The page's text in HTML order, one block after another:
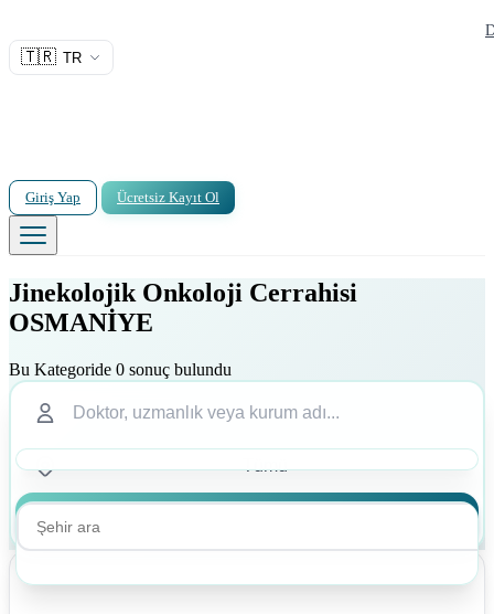
🇹🇷 TR
Giriş Yap Ücretsiz Kayıt Ol
Jinekolojik Onkoloji Cerrahisi
OSMANİYE
Bu Kategoride 0 sonuç bulundu